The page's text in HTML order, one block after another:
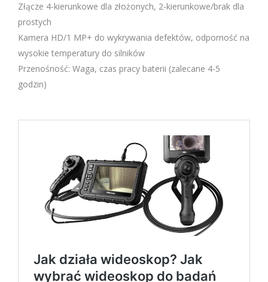
Złącze 4-kierunkowe dla złożonych, 2-kierunkowe/brak dla
prostych
Kamera HD/1 MP+ do wykrywania defektów, odporność na
wysokie temperatury do silników
Przenośność: Waga, czas pracy baterii (zalecane 4-5
godzin)